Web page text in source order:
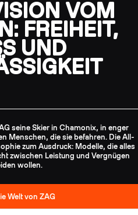
VOM
FREIHEIT,
UND Z
seine Skier in Chamonix, in enger
Menschen, die sie befahren. Die All-
zum Ausdruck: Modelle, die alles
zwischen Leistung und Vergnügen
wollen.
Welt von ZAG